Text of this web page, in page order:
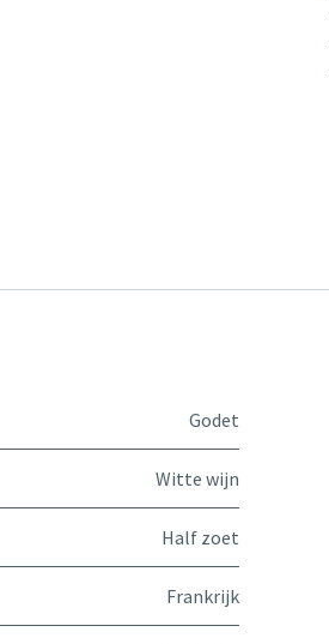
Godet
Witte wijn
Half zoet
Frankrijk